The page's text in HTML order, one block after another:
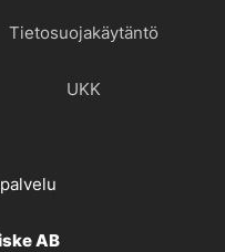
Tietosuojakäytäntö
UKK
AB